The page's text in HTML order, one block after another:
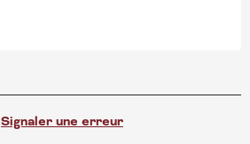
Signaler une erreur